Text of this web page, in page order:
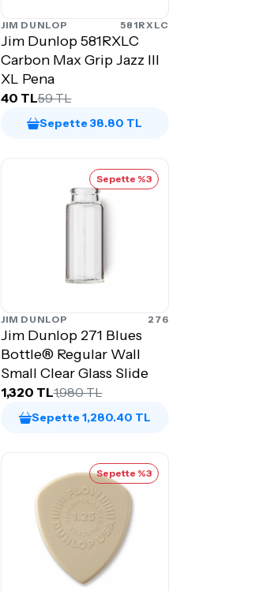
JIM DUNLOP 581RXLC
Jim Dunlop 581RXLC
Carbon Max Grip Jazz III
XL Pena
40 TL59 TL
Sepette 38.80 TL
Sepette %3
JIM DUNLOP 276
Jim Dunlop 271 Blues
Bottle® Regular Wall
Small Clear Glass Slide
1,320 TL1,980 TL
Sepette 1,280.40 TL
Sepette %3